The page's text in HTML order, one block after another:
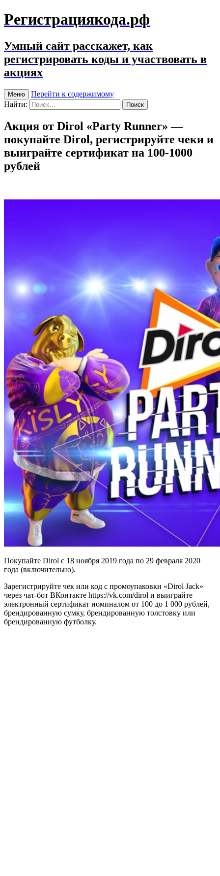
Регистрациякода.рф
Умный сайт расскажет, как
регистрировать коды и участвовать в
акциях
Меню
Перейти к содержимому
Найти:
Акция от Dirol «Party Runner» —
покупайте Dirol, регистрируйте чеки и
выиграйте сертификат на 100-1000
рублей
Покупайте Dirol с 18 ноября 2019 года по 29 февраля 2020
года (включительно).
Зарегистрируйте чек или код с промоупаковки «Dirol Jack»
через чат-бот ВКонтакте https://vk.com/dirol и выиграйте
электронный сертификат номиналом от 100 до 1 000 рублей,
брендированную сумку, брендированную толстовку или
брендированную футболку.